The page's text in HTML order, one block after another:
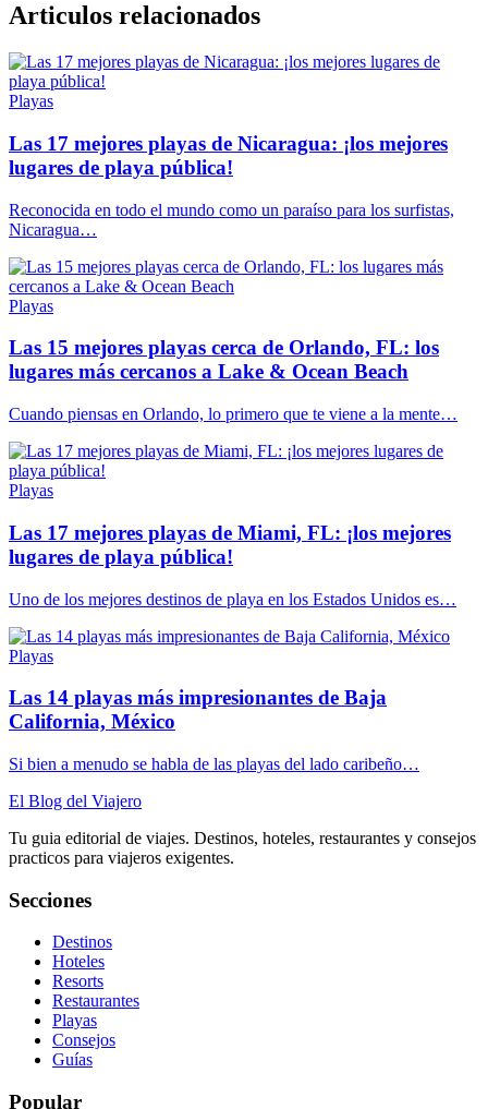
Articulos relacionados
Playas
Las 17 mejores playas de Nicaragua: ¡los mejores
lugares de playa pública!
Reconocida en todo el mundo como un paraíso para los surfistas,
Nicaragua…
Playas
Las 15 mejores playas cerca de Orlando, FL: los
lugares más cercanos a Lake & Ocean Beach
Cuando piensas en Orlando, lo primero que te viene a la mente…
Playas
Las 17 mejores playas de Miami, FL: ¡los mejores
lugares de playa pública!
Uno de los mejores destinos de playa en los Estados Unidos es…
Playas
Las 14 playas más impresionantes de Baja
California, México
Si bien a menudo se habla de las playas del lado caribeño…
El Blog del Viajero
Tu guia editorial de viajes. Destinos, hoteles, restaurantes y consejos
practicos para viajeros exigentes.
Secciones
Destinos
Hoteles
Resorts
Restaurantes
Playas
Consejos
Guías
Popular